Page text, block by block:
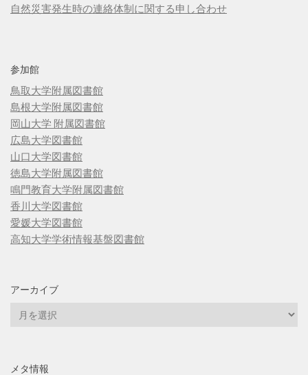
自然災害発生時の連絡体制に関する申し合わせ
参加館
鳥取大学附属図書館
島根大学附属図書館
岡山大学 附属図書館
広島大学図書館
山口大学図書館
徳島大学附属図書館
鳴門教育大学附属図書館
香川大学図書館
愛媛大学図書館
高知大学学術情報基盤図書館
アーカイブ
メタ情報